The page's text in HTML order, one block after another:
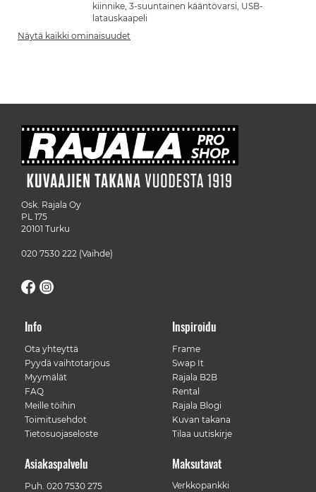
kiinnike, 3-suuntainen kääntövarsi, USB-
latauskaapeli
Näytä kaikki ominaisuudet
Osk. Rajala Oy
PL 175
20101 Turku
020 7530 222 (Vaihde)
Info
Ota yhteyttä
Pyydä vaihtotarjous
Myymälät
FAQ
Meille töihin
Toimitusehdot
Tietosuojaseloste
Inspiroidu
Frame
Swap It
Rajala B2B
Rental
Rajala Blogi
Kuvan takana
Tilaa uutiskirje
Maksutavat
Verkkopankki
Asiakaspalvelu
Puh. 020 7530 275